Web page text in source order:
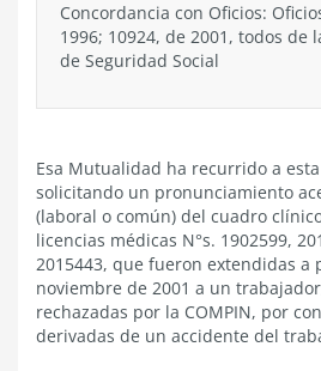
Concordancia con Oficios:
1996; 10924, de 2001, todos de
de Seguridad Social
Esa Mutualidad ha recurrido a
solicitando un pronunciamiento
(laboral o común) del cuadro
licencias médicas N°s. 1902599,
2015443, que fueron extendidas a
noviembre de 2001 a un
rechazadas por la COMPIN, por
derivadas de un accidente del